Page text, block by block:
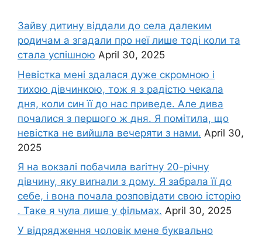
Зайву дитину віддали до села далеким
родичам а згадали про неї лише тоді коли та
стала успішною April 30, 2025
Невістка мені здалася дуже скромною і
тихою дівчинкою, тож я з радістю чекала
дня, коли син її до нас приведе. Але дива
почалися з першого ж дня. Я помітила, що
невістка не вийшла вечеряти з нами. April 30,
2025
Я на вокзалі побачила ваrітну 20-річну
дівчину, яку виrнали з дому. Я забрала її до
себе, і вона почала розповідати свою історію
. Таке я чула лише у фільмах. April 30, 2025
У відрядження чоловік мене буквально